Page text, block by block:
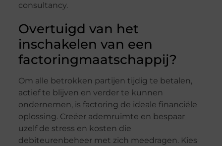
consultancy.
Overtuigd van het
inschakelen van een
factoringmaatschappij?
Om alle betrokken partijen tijdig te betalen,
actief te blijven en verder te kunnen
ondernemen, is factoring de ideale financiële
oplossing. Creëer ademruimte en bespaar
uzelf de stress en kosten die
debiteurenbeheer met zich meedragen. Kies